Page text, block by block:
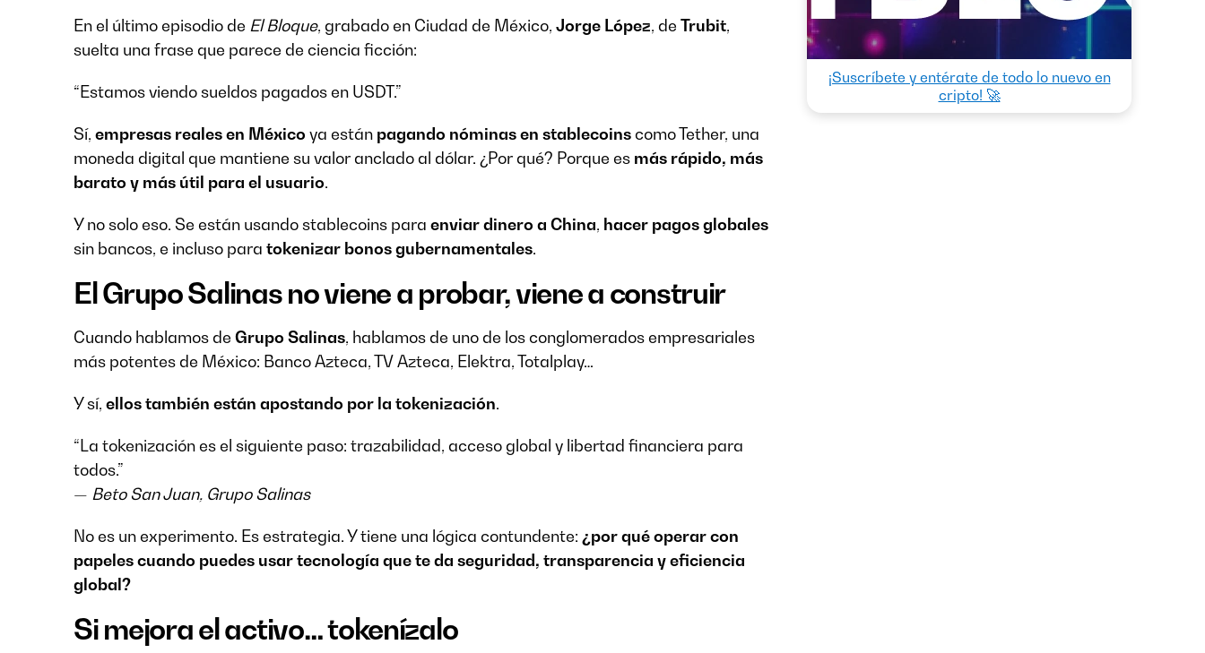
En el último episodio de El Bloque, grabado en Ciudad de México, Jorge López, de Trubit,
suelta una frase que parece de ciencia ficción:
“Estamos viendo sueldos pagados en USDT.”
Sí, empresas reales en México ya están pagando nóminas en stablecoinscomo Tether, una
moneda digital que mantiene su valor anclado al dólar. ¿Por qué? Porque es más rápido, más
barato y más útil para el usuario.
Y no solo eso. Se están usando stablecoins para enviar dinero a China, hacer pagos globales
sin bancos, e incluso para tokenizar bonos gubernamentales.
El Grupo Salinas no viene a probar, viene a construir
Cuando hablamos de Grupo Salinas, hablamos de uno de los conglomerados empresariales
más potentes de México: Banco Azteca, TV Azteca, Elektra, Totalplay…
Y sí, ellos también están apostando por la tokenización.
“La tokenización es el siguiente paso: trazabilidad, acceso global y libertad financiera para
todos.”
— Beto San Juan, Grupo Salinas
No es un experimento. Es estrategia. Y tiene una lógica contundente: ¿por qué operar con
papeles cuando puedes usar tecnología que te da seguridad, transparencia y eficiencia
global?
Si mejora el activo… tokenízalo
¡Suscríbete y entérate de todo lo nuevo en
cripto! 🚀